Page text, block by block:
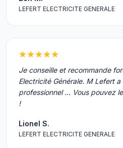
LEFERT ELECTRICITE GENERALE
Je conseille et recommande
Electricité Générale. M Lefert
professionnel ... Vous pouvez
!
Lionel S.
LEFERT ELECTRICITE GENERALE